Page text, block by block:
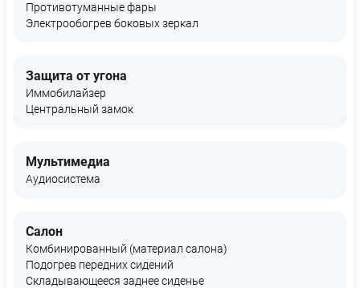
Противотуманные фары
Электрообогрев боковых зеркал
Защита от угона
Иммобилайзер
Центральный замок
Мультимедиа
Аудиосистема
Салон
Комбинированный (материал салона)
Подогрев передних сидений
Складывающееся заднее сиденье